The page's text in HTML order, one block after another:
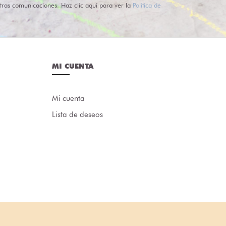
comunicaciones. Haz clic aquí para ver la Política de
MI CUENTA
Mi cuenta
Lista de deseos